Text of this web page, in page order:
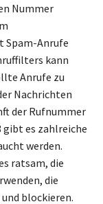
Nummer
Spam-Anrufe
kann
Anrufe zu
Nachrichten
der Rufnummer
gibt es zahlreiche
werden.
ratsam, die
die
blockieren.